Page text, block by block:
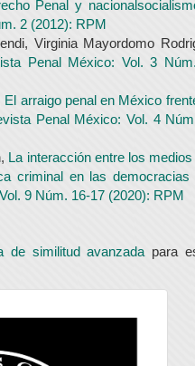
Penal y
2 (2012): RPM
Virginia Mayordomo
Penal México: Vol. 3
El arraigo penal en México
Penal México: Vol. 4
La interacción entre los medios
criminal en las democracias
9 Núm. 16-17 (2020): RPM
de similitud avanzada para